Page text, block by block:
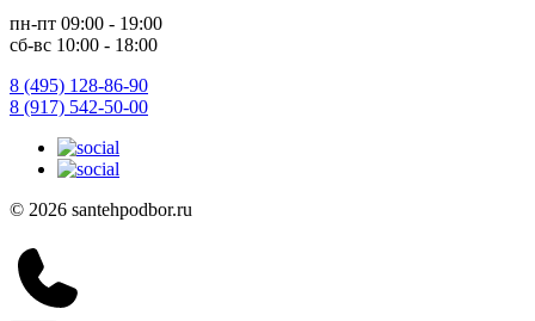
пн-пт 09:00 - 19:00
сб-вс 10:00 - 18:00
8 (495) 128-86-90
8 (917) 542-50-00
© 2026 santehpodbor.ru